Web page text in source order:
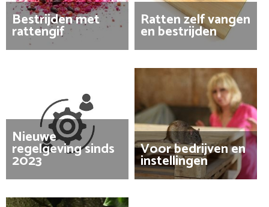
Bestrijden met
rattengif
Ratten zelf vangen
en bestrijden
Nieuwe
regelgeving sinds
2023
Voor bedrijven en
instellingen